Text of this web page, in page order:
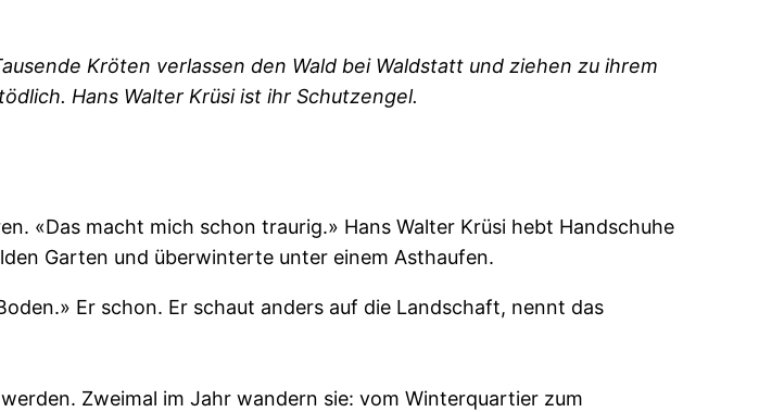
Kröten verlassen den Wald bei Waldstatt und ziehen zu ihrem
Hans Walter Krüsi ist ihr Schutzengel.
«Das macht mich schon traurig.» Hans Walter Krüsi hebt Handschuhe
Garten und überwinterte unter einem Asthaufen.
Er schon. Er schaut anders auf die Landschaft, nennt das
Zweimal im Jahr wandern sie: vom Winterquartier zum